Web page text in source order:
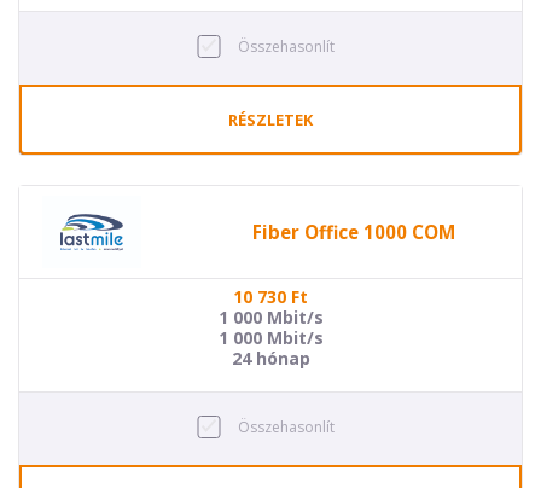
Összehasonlít
RÉSZLETEK
Fiber Office 1000 COM
10 730 Ft
1 000 Mbit/s
1 000 Mbit/s
24 hónap
Összehasonlít